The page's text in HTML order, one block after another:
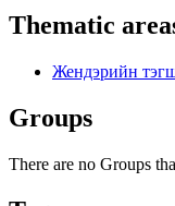
Thematic
Жендэрийн
Groups
There are no Groups